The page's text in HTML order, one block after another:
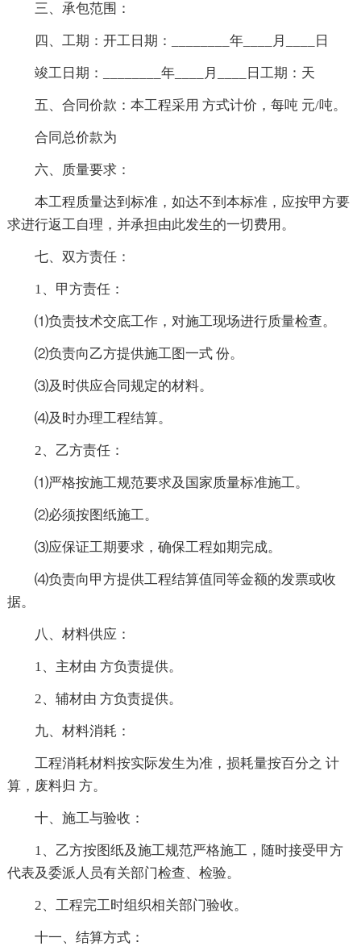
三、承包范围：
四、工期：开工日期：________年____月____日
竣工日期：________年____月____日工期：天
五、合同价款：本工程采用 方式计价，每吨 元/吨。
合同总价款为
六、质量要求：
本工程质量达到标准，如达不到本标准，应按甲方要
求进行返工自理，并承担由此发生的一切费用。
七、双方责任：
1、甲方责任：
⑴负责技术交底工作，对施工现场进行质量检查。
⑵负责向乙方提供施工图一式 份。
⑶及时供应合同规定的材料。
⑷及时办理工程结算。
2、乙方责任：
⑴严格按施工规范要求及国家质量标准施工。
⑵必须按图纸施工。
⑶应保证工期要求，确保工程如期完成。
⑷负责向甲方提供工程结算值同等金额的发票或收
据。
八、材料供应：
1、主材由 方负责提供。
2、辅材由 方负责提供。
九、材料消耗：
工程消耗材料按实际发生为准，损耗量按百分之 计
算，废料归 方。
十、施工与验收：
1、乙方按图纸及施工规范严格施工，随时接受甲方
代表及委派人员有关部门检查、检验。
2、工程完工时组织相关部门验收。
十一、结算方式：